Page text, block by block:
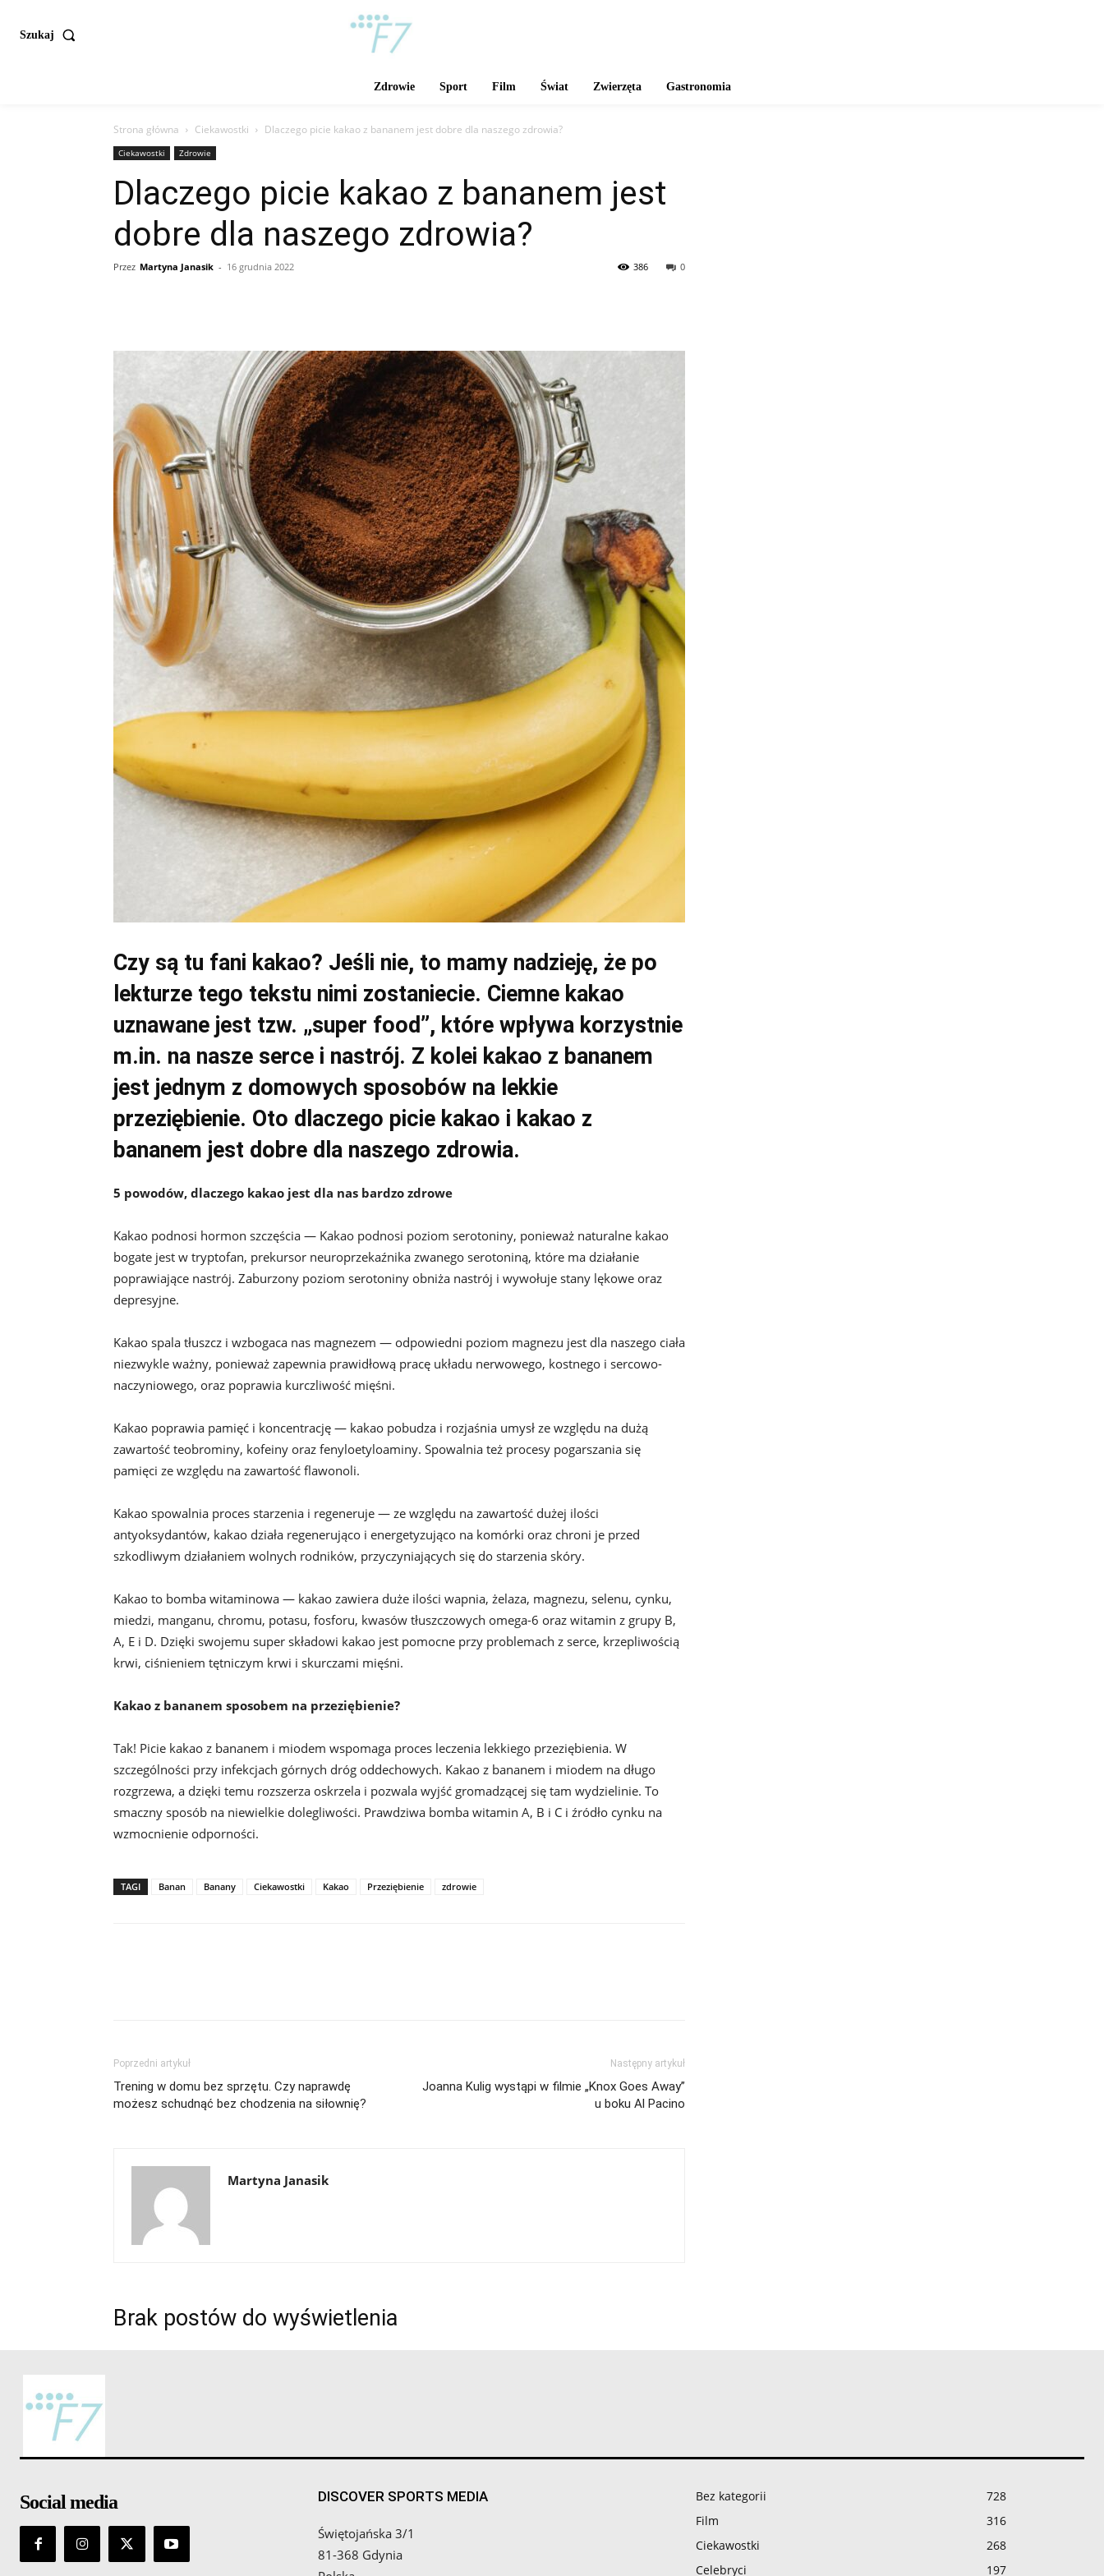
Szukaj
Zdrowie Sport Film Świat Zwierzęta Gastronomia
Strona główna Ciekawostki Dlaczego picie kakao z bananem jest dobre dla naszego zdrowia?
Ciekawostki Zdrowie
Dlaczego picie kakao z bananem jest
dobre dla naszego zdrowia?
Przez Martyna Janasik - 16 grudnia 2022 0
386
Czy są tu fani kakao? Jeśli nie, to mamy nadzieję, że po
lekturze tego tekstu nimi zostaniecie. Ciemne kakao
uznawane jest tzw. „super food”, które wpływa korzystnie
m.in. na nasze serce i nastrój. Z kolei kakao z bananem
jest jednym z domowych sposobów na lekkie
przeziębienie. Oto dlaczego picie kakao i kakao z
bananem jest dobre dla naszego zdrowia.
5 powodów, dlaczego kakao jest dla nas bardzo zdrowe
Kakao podnosi hormon szczęścia — Kakao podnosi poziom serotoniny, ponieważ naturalne kakao
bogate jest w tryptofan, prekursor neuroprzekaźnika zwanego serotoniną, które ma działanie
poprawiające nastrój. Zaburzony poziom serotoniny obniża nastrój i wywołuje stany lękowe oraz
depresyjne.
Kakao spala tłuszcz i wzbogaca nas magnezem — odpowiedni poziom magnezu jest dla naszego ciała
niezwykle ważny, ponieważ zapewnia prawidłową pracę układu nerwowego, kostnego i sercowo-
naczyniowego, oraz poprawia kurczliwość mięśni.
Kakao poprawia pamięć i koncentrację — kakao pobudza i rozjaśnia umysł ze względu na dużą
zawartość teobrominy, kofeiny oraz fenyloetyloaminy. Spowalnia też procesy pogarszania się
pamięci ze względu na zawartość flawonoli.
Kakao spowalnia proces starzenia i regeneruje — ze względu na zawartość dużej ilości
antyoksydantów, kakao działa regenerująco i energetyzująco na komórki oraz chroni je przed
szkodliwym działaniem wolnych rodników, przyczyniających się do starzenia skóry.
Kakao to bomba witaminowa — kakao zawiera duże ilości wapnia, żelaza, magnezu, selenu, cynku,
miedzi, manganu, chromu, potasu, fosforu, kwasów tłuszczowych omega-6 oraz witamin z grupy B,
A, E i D. Dzięki swojemu super składowi kakao jest pomocne przy problemach z serce, krzepliwością
krwi, ciśnieniem tętniczym krwi i skurczami mięśni.
Kakao z bananem sposobem na przeziębienie?
Tak! Picie kakao z bananem i miodem wspomaga proces leczenia lekkiego przeziębienia. W
szczególności przy infekcjach górnych dróg oddechowych. Kakao z bananem i miodem na długo
rozgrzewa, a dzięki temu rozszerza oskrzela i pozwala wyjść gromadzącej się tam wydzielinie. To
smaczny sposób na niewielkie dolegliwości. Prawdziwa bomba witamin A, B i C i źródło cynku na
wzmocnienie odporności.
TAGI Banan Banany Ciekawostki Kakao Przeziębienie zdrowie
Poprzedni artykuł
Trening w domu bez sprzętu. Czy naprawdę
możesz schudnąć bez chodzenia na siłownię?
Następny artykuł
Joanna Kulig wystąpi w filmie „Knox Goes Away”
u boku Al Pacino
Martyna Janasik
Brak postów do wyświetlenia
Social media DISCOVER SPORTS MEDIA
Świętojańska 3/1
81-368 Gdynia
Bez kategorii
728
Film
316
Ciekawostki
268
Celebryci
197